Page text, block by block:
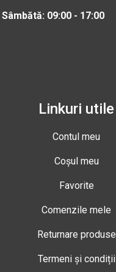
09:00 - 17:00
Linkuri utile
Contul meu
Coșul meu
Favorite
Comenzile mele
Returnare produse
Termeni și condiții